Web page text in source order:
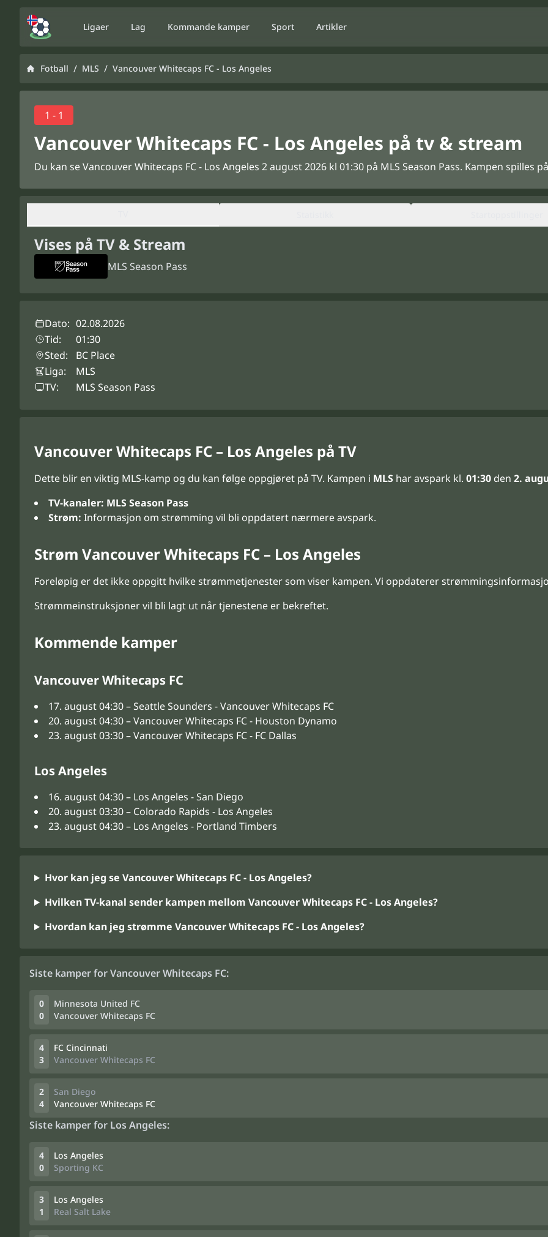
Ligaer Lag Kommande kamper Sport Artikler
Fotball / MLS / Vancouver Whitecaps FC - Los Angeles
1 - 1
Vancouver Whitecaps FC - Los Angeles på tv & stream
Du kan se Vancouver Whitecaps FC - Los Angeles 2 august 2026 kl 01:30 på MLS Season Pass. Kampen spilles
Vises på TV & Stream
MLS Season Pass
Dato: 02.08.2026
Tid:
01:30
Sted:
BC Place
Liga:
MLS
TV:
MLS Season Pass
Vancouver Whitecaps FC – Los Angeles på TV
Dette blir en viktig MLS-kamp og du kan følge oppgjøret på TV. Kampen i MLS har avspark kl. 01:30 den 2.
TV-kanaler: MLS Season Pass
Strøm: Informasjon om strømming vil bli oppdatert nærmere avspark.
Strøm Vancouver Whitecaps FC – Los Angeles
Foreløpig er det ikke oppgitt hvilke strømmetjenester som viser kampen. Vi oppdaterer
Strømmeinstruksjoner vil bli lagt ut når tjenestene er bekreftet.
Kommende kamper
Vancouver Whitecaps FC
17. august 04:30 – Seattle Sounders - Vancouver Whitecaps FC
20. august 04:30 – Vancouver Whitecaps FC - Houston Dynamo
23. august 03:30 – Vancouver Whitecaps FC - FC Dallas
Los Angeles
16. august 04:30 – Los Angeles - San Diego
20. august 03:30 – Colorado Rapids - Los Angeles
23. august 04:30 – Los Angeles - Portland Timbers
Hvor kan jeg se Vancouver Whitecaps FC - Los Angeles?
Hvilken TV-kanal sender kampen mellom Vancouver Whitecaps FC - Los Angeles?
Hvordan kan jeg strømme Vancouver Whitecaps FC - Los Angeles?
Siste kamper for Vancouver Whitecaps FC:
0
0
Minnesota United FC
Vancouver Whitecaps FC
4
3
FC Cincinnati
Vancouver Whitecaps FC
2
4
San Diego
Vancouver Whitecaps FC
Siste kamper for Los Angeles:
4
0
Los Angeles
Sporting KC
3
1
Los Angeles
Real Salt Lake